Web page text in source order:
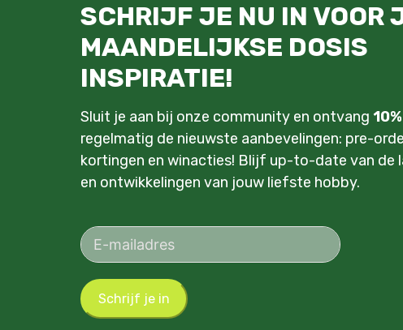
SCHRIJF JE NU IN VOOR
MAANDELIJKSE DOSIS
INSPIRATIE!
Sluit je aan bij onze community en ontvang
regelmatig de nieuwste aanbevelingen: pre-
kortingen en winacties! Blijf up-to-date van de
en ontwikkelingen van jouw liefste hobby.
Schrijf je in